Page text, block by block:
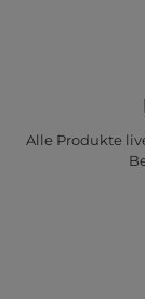
Alle Produkte